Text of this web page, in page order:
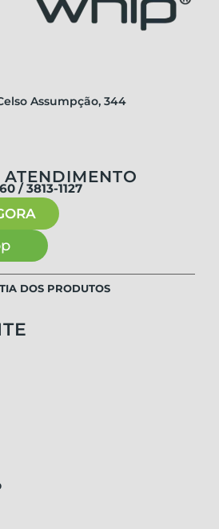
Assumpção, 344
/ 3813-1127
DOS PRODUTOS